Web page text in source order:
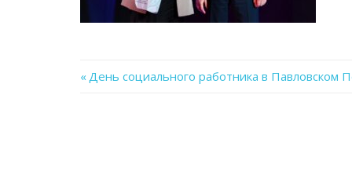
Previous
День социального работника в Павловском